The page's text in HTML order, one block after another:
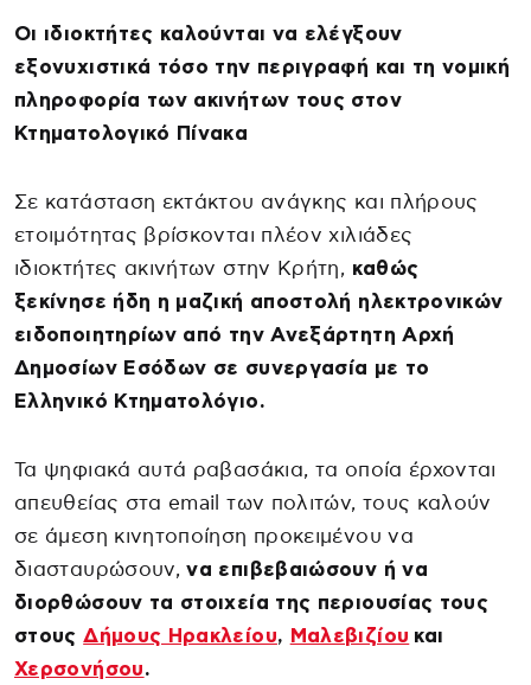
Οι ιδιοκτήτες καλούνται να ελέγξουν
εξονυχιστικά τόσο την περιγραφή και τη νομική
πληροφορία των ακινήτων τους στον
Κτηματολογικό Πίνακα
Σε κατάσταση εκτάκτου ανάγκης και πλήρους
ετοιμότητας βρίσκονται πλέον χιλιάδες
ιδιοκτήτες ακινήτων στην Κρήτη, καθώς
ξεκίνησε ήδη η μαζική αποστολή ηλεκτρονικών
ειδοποιητηρίων από την Ανεξάρτητη Αρχή
Δημοσίων Εσόδων σε συνεργασία με το
Ελληνικό Κτηματολόγιο.
Τα ψηφιακά αυτά ραβασάκια, τα οποία έρχονται
απευθείας στα email των πολιτών, τους καλούν
σε άμεση κινητοποίηση προκειμένου να
διασταυρώσουν,να επιβεβαιώσουν ή να
διορθώσουν τα στοιχεία της περιουσίας τους
στουςΔήμους Ηρακλείου, Μαλεβιζίου και
Χερσονήσου.